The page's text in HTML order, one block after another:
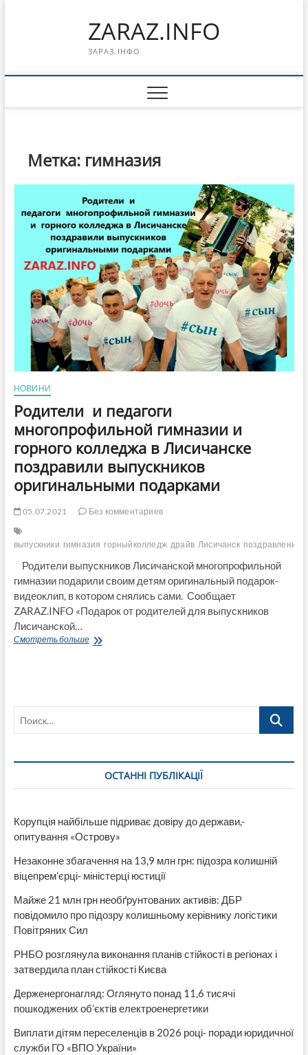
ZARAZ.INFO
ЗАРАЗ.ІНФО
Метка: гимназия
НОВИНИ
Родители и педагоги
многопрофильной гимназии и
горного колледжа в Лисичанске
поздравили выпускников
оригинальными подарками
05.07.2021 Без комментариев
выпускники гимназия горныйколледж драйв Лисичанск поздравление
Родители выпускников Лисичанской многопрофильной
гимназии подарили своим детям оригинальный подарок-
видеоклип, в котором снялись сами. Сообщает
ZARAZ.INFO «Подарок от родителей для выпускников
Лисичанской…
Смотреть большеРодители
поздравили
выпускников
оригинальными
Поиск…
ОСТАННІ ПУБЛІКАЦІЇ
Корупція найбільше підриває довіру до держави,-
опитування «Острову»
Незаконне збагачення на 13,9 млн грн: підозра колишній
віцепрем’єрці- міністерці юстиції
Майже 21 млн грн необґрунтованих активів: ДБР
повідомило про підозру колишньому керівнику логістики
Повітряних Сил
РНБО розглянула виконання планів стійкості в регіонах і
затвердила план стійкості Києва
Держенергонагляд: Оглянуто понад 11,6 тисячі
пошкоджених об’єктів електроенергетики
Виплати дітям переселенців в 2026 році- поради юридичної
служби ГО «ВПО України»